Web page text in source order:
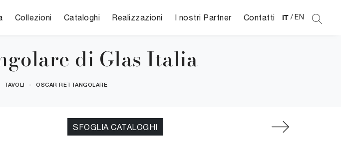
Collezioni Cataloghi Realizzazioni I nostri Partner Contatti IT / EN
di Glas Italia
TAVOLI - OSCAR RETTANGOLARE
SFOGLIA CATALOGHI